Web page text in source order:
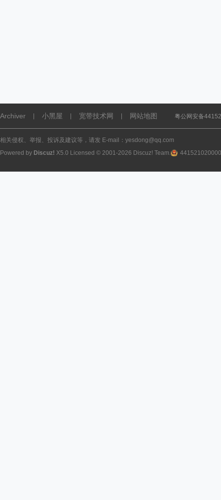
Archiver 小黑屋 宽带技术网 网站地图 粤公网安备
相关侵权、举报、投诉及建议等，请发 E-mail：yesdong@qq.com
Powered by Discuz! X5.0 Licensed © 2001-2026 Discuz! Team.